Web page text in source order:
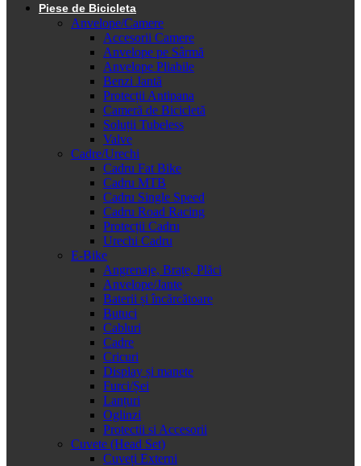
Piese de Bicicleta
Anvelope/Camere
Accesorii Camere
Anvelope pe Sârmă
Anvelope Pliabile
Benzi Jantă
Protecții Antipana
Cameră de Bicicletă
Soluții Tubeless
Valve
Cadre/Urechi
Cadru Fat Bike
Cadru MTB
Cadru Single Speed
Cadru Road Racing
Protecții Cadru
Urechi Cadru
E-Bike
Angrenaje, Brațe, Plăci
Anvelope/Jante
Baterii și încărcătoare
Butuci
Cabluri
Cadre
Cricuri
Display și manete
Furci/Șei
Lanțuri
Oglinzi
Protectii si Accesorii
Cuvete (Head Set)
Cuveți Externi